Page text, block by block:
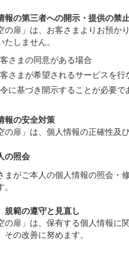
報の第三者への開示・提供の禁
の扉」は、お客さまよりお預
たしません。
さまの同意がある場合
さまが希望されるサービスを
に基づき開示することが必要で
報の安全対策
の扉」は、個人情報の正確性及
の照会
まがご本人の個人情報の照会・
規範の遵守と見直し
の扉」は、保有する個人情報
その改善に努めます。